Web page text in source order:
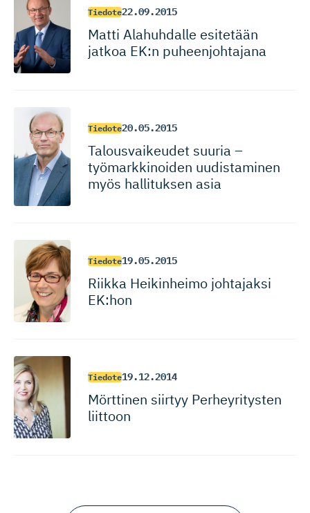
Tiedote22.09.2015
Matti Alahuhdalle esitetään
jatkoa EK:n puheenjohtajana
Tiedote20.05.2015
Talousvai­keudet suuria –
työmarkki­noiden uudistaminen
myös hallituksen asia
Tiedote19.05.2015
Riikka Heikinheimo johtajaksi
EK:hon
Tiedote19.12.2014
Mörttinen siirtyy Perheyritysten
liittoon